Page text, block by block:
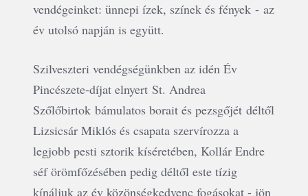
vendégeinket: ünnepi ízek, színek és fények ​- az
év utolsó napján is együtt.
Szilveszteri vendégségünkben a​z idén Év
Pincészete-díjat elnyert St. Andrea
Szőlőbirtok bámulatos borait és pezsgő​jét déltől
Lizsicsár Miklós és csapata szervírozza a
legjobb pesti sztorik kíséretében, Kollár Endre
séf örömfőzésében pedig déltől este tízig
kínáljuk az év közönségkedvenc fogásokat - jön